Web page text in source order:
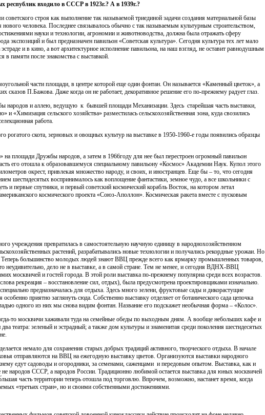
республик входило в СССР в 1923г.? А в 1939г.?
строя как выполнение так называемой триединой задачи создания материальной базы
человека. Последнее связывалось обычно с так называемым культурным строительством,
науки и технологии, агрономии и животноводства, должна была отражать сферу
экспозиций и был предназначен павильон «Советская культура». Сегодня культура тех лет мало
и в кино, а вот архитектурное исполнение павильона, на наш взгляд, не оставит равнодушным
памяти после знакомства с выставкой.
части площади, в центре которой еще один фонтан. Он называется «Каменный цветок», а
сказов П.Бажова. Даже когда он не работает, декоративное решение его по-прежнему радует глаз.
народов и аллею, ведущую к бывшей площади Механизации. Здесь старейшая часть выставки,
«Химизация сельского хозяйства» разместилась сельскохозяйственная зона, куда свозились
работа.
скота, зерновых и овощных культур на выставке в 1950‑1960‑е годы появились образцы
на площади Дружбы народов, а затем в 1966году для нее был перестроен огромный павильон
его отошла к образовавшемуся специальному павильону «Космос» Академии Наук. Купол этого
окрест, привлекая множество народу, и своих, и иностранцев. Еще бы – то, что сегодня
шестидесятых воспринималось как воплощение фантастики, земное чудо, а все школьники с
и первые спутники, и первый советский космический корабль Восток, на котором летал
космического проекта «Союз-Аполлон». Космическая ракета вместе с пусковым
учреждения превратилась в самостоятельную научную единицу в народнохозяйственном
растений, разрабатывались новые технологии и получались рекордные урожаи. Но
большинство молодых людей знают ВВЦ прежде всего как ярмарку промышленных товаров,
неудивительно, дело не в выставке, а в самой стране. Тем не менее, и сегодня ВДНХ-ВВЦ
москвичей и гостей города. В этой роли выставка по-прежнему популярна среди всех возрастов.
рекреация ­– восстановление сил, отдых), была предусмотрена проектировщиками изначально.
предназначалась для отдыха. Здесь много зелени, фруктовые сады и дикорастущие
приятно заглянуть сюда. Собственно выставку отделяет от ботанического сада цепочка
одного из них мы снова видим фонтан. Название его подскажет необычная форма – «Колос».
то москвичи хаживали туда на семейные обеды по выходным дням. А вообще небольших кафе и
театра: зеленый и эстрадный; а также дом культуры и знаменитая среди поколения шестидесятых
немало для сохранения старых добрых традиций активного, творческого отдыха. В начале
отправляются на ВВЦ на ежегодную выставку цветов. Организуются выставки народного
едут садоводы и огородники, за семенами, саженцами и передовым опытом. Выставка, как и
не народов СССР, а народов России. Традиционно любимой остается выставка для юных москвичей
часть территории теперь отошла под торговлю. Впрочем, возможно, настанет время, когда
«третьих стран», но и своими собственными достижениями.